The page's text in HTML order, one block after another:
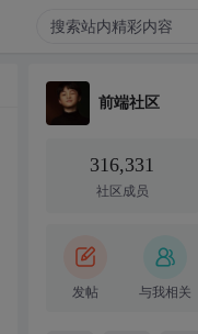
前端社区
316,331
社区成员
发帖 与我相关